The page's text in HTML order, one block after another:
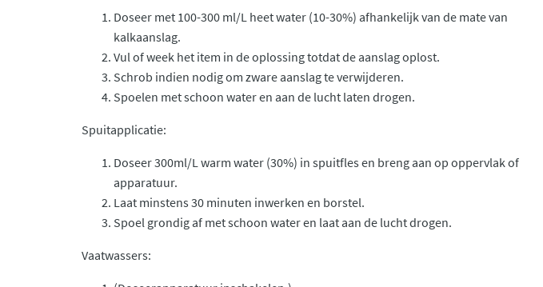
Doseer met 100-300 ml/L heet water (10-30%) afhankelijk van de mate van
kalkaanslag.
Vul of week het item in de oplossing totdat de aanslag oplost.
Schrob indien nodig om zware aanslag te verwijderen.
Spoelen met schoon water en aan de lucht laten drogen.
Spuitapplicatie:
Doseer 300ml/L warm water (30%) in spuitfles en breng aan op oppervlak of
apparatuur.
Laat minstens 30 minuten inwerken en borstel.
Spoel grondig af met schoon water en laat aan de lucht drogen.
Vaatwassers: